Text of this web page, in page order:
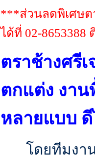
***ส่วนลดพิเศษต
ได้ที่ 02-
ตราช้างศรี
ตกแต่ง งา
หลายแบบ
โดยทีมงา